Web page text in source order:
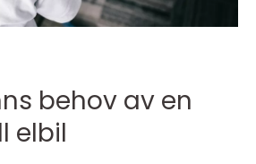
behov av en
elbil